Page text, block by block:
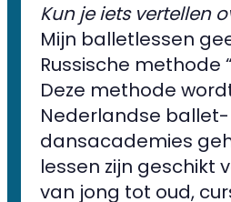
Kun je iets vertellen
Mijn balletlessen
Russische methode
Deze methode
Nederlandse
dansacademies
lessen zijn geschikt
van jong tot oud,